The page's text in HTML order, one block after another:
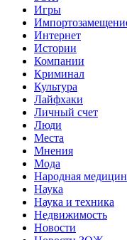
Игры
Интернет
Истории
Компании
Криминал
Культура
Лайфхаки
Личный счет
Люди
Места
Мнения
Мода
Народная
Наука
Наука и техника
Недвижимость
Новости